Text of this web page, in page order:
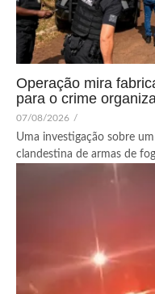
Operação mira
para o crime
07/08/2026 /
Uma investigação sobre
clandestina de armas de